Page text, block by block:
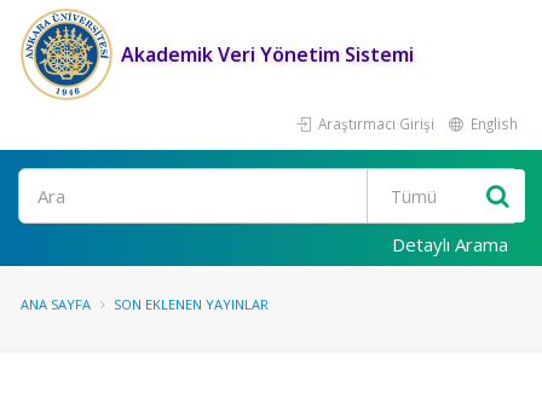
Akademik Veri Yönetim Sistemi
Araştırmacı Girişi English
Ara
Detaylı Arama
ANA SAYFA SON EKLENEN YAYINLAR